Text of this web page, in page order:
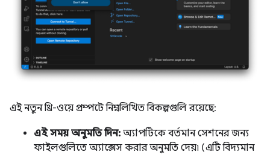
এই নতুন থ্রি-ওয়ে প্রম্পটে নিম্নলিখিত বিকল্পগুলি রয়েছে:
এই সময় অনুমতি দিন: অ্যাপটিকে বর্তমান সেশনের জন্য
ফাইলগুলিতে অ্যাক্সেস করার অনুমতি দেয়৷ (এটি বিদ্যমান